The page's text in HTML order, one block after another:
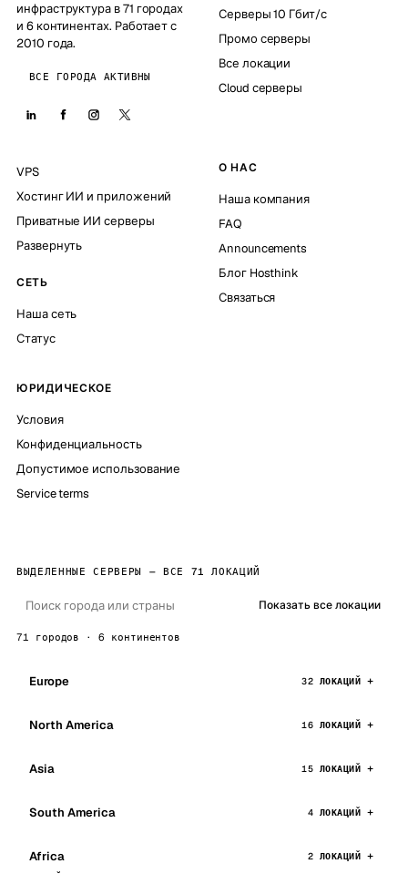
инфраструктура в 71 городах
и 6 континентах. Работает с
2010 года.
ВСЕ ГОРОДА АКТИВНЫ
Серверы 10 Гбит/с
Промо серверы
Все локации
Cloud серверы
VPS
Хостинг ИИ и приложений
Приватные ИИ серверы
Развернуть
СЕТЬ
Наша сеть
Статус
О НАС
Наша компания
FAQ
Announcements
Блог Hosthink
Связаться
ЮРИДИЧЕСКОЕ
Условия
Конфиденциальность
Допустимое использование
Service terms
ВЫДЕЛЕННЫЕ СЕРВЕРЫ — ВСЕ 71 ЛОКАЦИЙ
Показать все локации
71 городов · 6 континентов
Europe 32 ЛОКАЦИЙ
North America 16 ЛОКАЦИЙ
Asia 15 ЛОКАЦИЙ
South America 4 ЛОКАЦИЙ
Africa 2 ЛОКАЦИЙ